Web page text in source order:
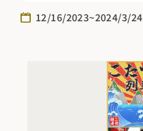
12/16/2023~2024/3/24